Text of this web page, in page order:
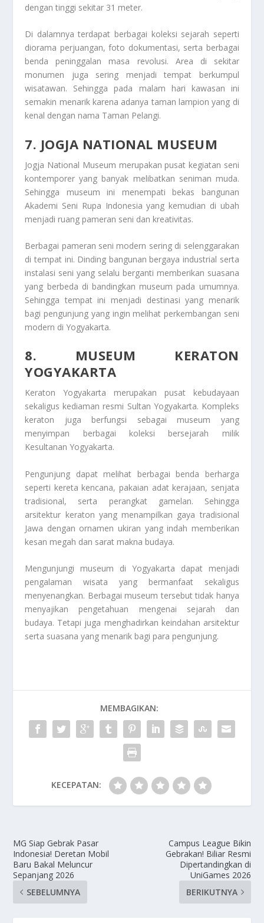
dengan tinggi sekitar 31 meter.
Di dalamnya terdapat berbagai koleksi sejarah seperti
diorama perjuangan, foto dokumentasi, serta berbagai
benda peninggalan masa revolusi. Area di sekitar
monumen juga sering menjadi tempat berkumpul
wisatawan. Sehingga pada malam hari kawasan ini
semakin menarik karena adanya taman lampion yang di
kenal dengan nama Taman Pelangi.
7. JOGJA NATIONAL MUSEUM
Jogja National Museum merupakan pusat kegiatan seni
kontemporer yang banyak melibatkan seniman muda.
Sehingga museum ini menempati bekas bangunan
Akademi Seni Rupa Indonesia yang kemudian di ubah
menjadi ruang pameran seni dan kreativitas.
Berbagai pameran seni modern sering di selenggarakan
di tempat ini. Dinding bangunan bergaya industrial serta
instalasi seni yang selalu berganti memberikan suasana
yang berbeda di bandingkan museum pada umumnya.
Sehingga tempat ini menjadi destinasi yang menarik
bagi pengunjung yang ingin melihat perkembangan seni
modern di Yogyakarta.
8. MUSEUM KERATON
YOGYAKARTA
Keraton Yogyakarta merupakan pusat kebudayaan
sekaligus kediaman resmi Sultan Yogyakarta. Kompleks
keraton juga berfungsi sebagai museum yang
menyimpan berbagai koleksi bersejarah milik
Kesultanan Yogyakarta.
Pengunjung dapat melihat berbagai benda berharga
seperti kereta kencana, pakaian adat kerajaan, senjata
tradisional, serta perangkat gamelan. Sehingga
arsitektur keraton yang menampilkan gaya tradisional
Jawa dengan ornamen ukiran yang indah memberikan
kesan megah dan sarat makna budaya.
Mengunjungi museum di Yogyakarta dapat menjadi
pengalaman wisata yang bermanfaat sekaligus
menyenangkan. Berbagai museum tersebut tidak hanya
menyajikan pengetahuan mengenai sejarah dan
budaya. Tetapi juga menghadirkan keindahan arsitektur
serta suasana yang menarik bagi para pengunjung.
MEMBAGIKAN:
KECEPATAN:
MG Siap Gebrak Pasar
Indonesia! Deretan Mobil
Baru Bakal Meluncur
Sepanjang 2026
SEBELUMNYA
Campus League Bikin
Gebrakan! Biliar Resmi
Dipertandingkan di
UniGames 2026
BERIKUTNYA